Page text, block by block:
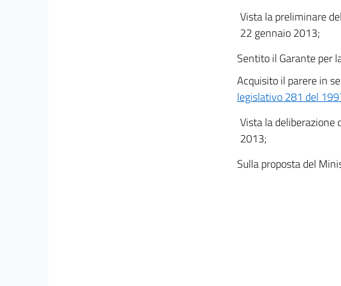
Vista la preliminare
22 gennaio 2013;
Sentito il Garante per
Acquisito il parere in
legislativo 281 del
Vista la
2013;
Sulla proposta del